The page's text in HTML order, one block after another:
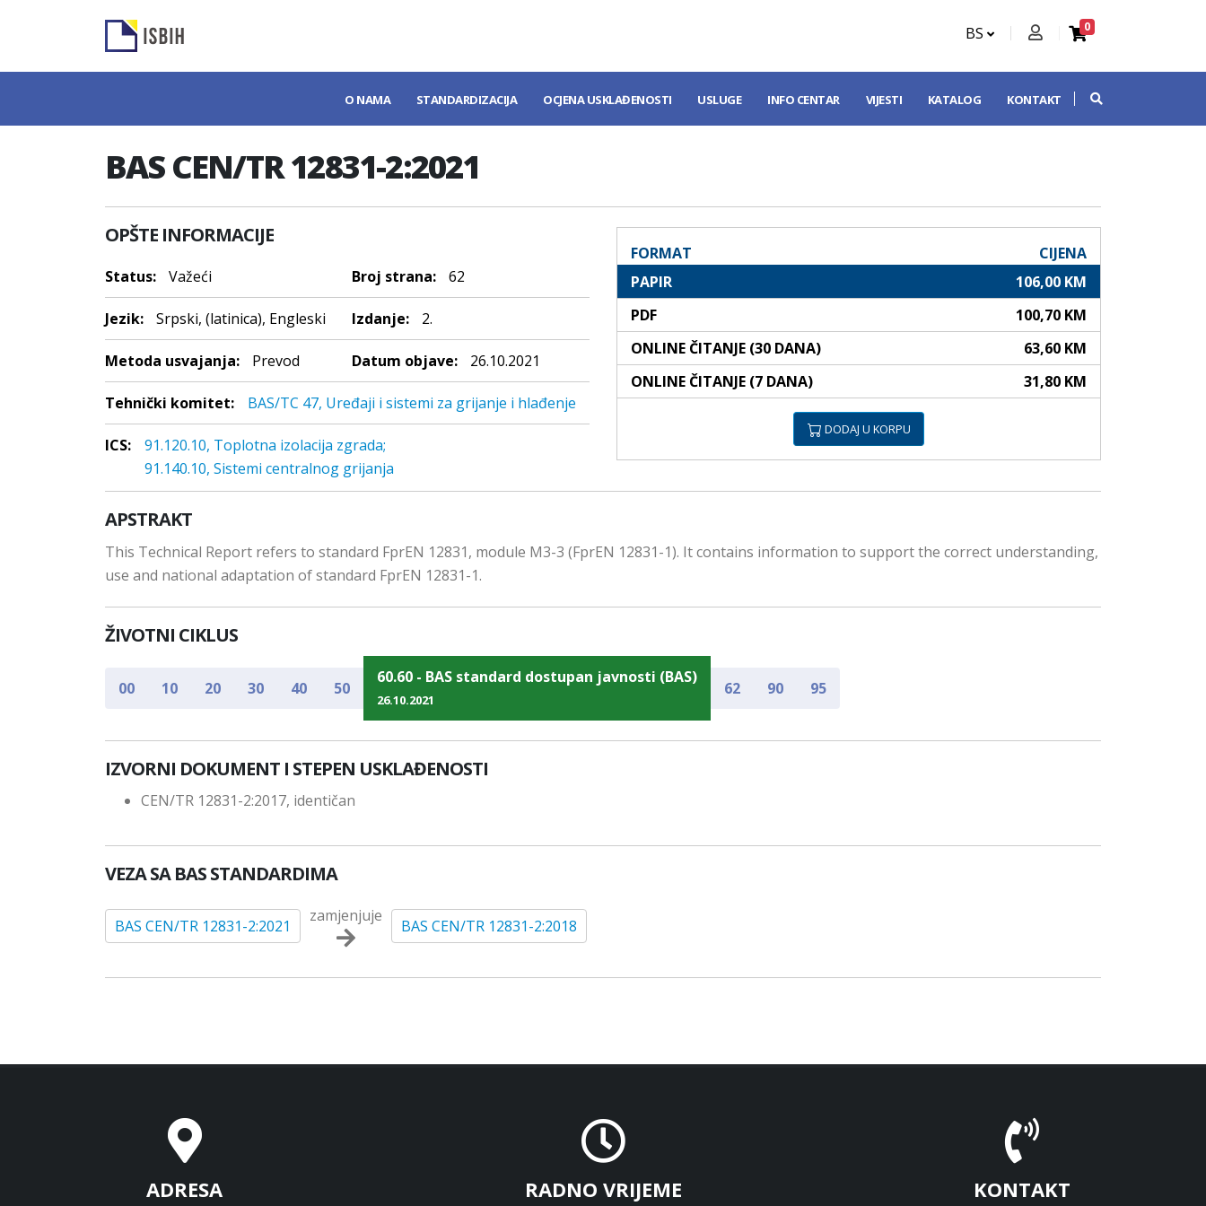
BS 0
O NAMA STANDARDIZACIJA OCJENA USKLAĐENOSTI USLUGE INFO CENTAR VIJESTI KATALOG KONTAKT
BAS CEN/TR 12831-2:2021
OPŠTE INFORMACIJE
Status: Važeći Broj strana: 62
Jezik: Srpski, (latinica), Engleski Izdanje: 2.
Metoda usvajanja: Prevod Datum objave: 26.10.2021
Tehnički komitet: BAS/TC 47, Uređaji i sistemi za grijanje i hlađenje
ICS:
91.120.10, Toplotna izolacija zgrada;
91.140.10, Sistemi centralnog grijanja
FORMAT
CIJENA
PAPIR
106,00 KM
PDF
100,70 KM
ONLINE ČITANJE (30 DANA)
63,60 KM
ONLINE ČITANJE (7 DANA)
31,80 KM
DODAJ U KORPU
APSTRAKT
This Technical Report refers to standard FprEN 12831, module M3-3 (FprEN 12831-1). It contains information to support the correct understanding,
use and national adaptation of standard FprEN 12831-1.
ŽIVOTNI CIKLUS
00 10 20 30 40 50
60.60 - BAS standard dostupan javnosti (BAS)
26.10.2021
62 90 95
IZVORNI DOKUMENT I STEPEN USKLAĐENOSTI
CEN/TR 12831-2:2017, identičan
VEZA SA BAS STANDARDIMA
BAS CEN/TR 12831-2:2021
zamjenjuje
BAS CEN/TR 12831-2:2018
ADRESA RADNO VRIJEME KONTAKT